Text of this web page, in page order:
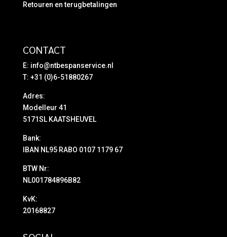
Retouren en terugbetalingen
CONTACT
E: info@ntbespanservice.nl
T: +31 (0)6-51880267
Adres:
Modelleur 41
5171SL KAATSHEUVEL
Bank:
IBAN NL95 RABO 0107 1179 67
BTW Nr:
NL001784896B82
KvK:
20168827